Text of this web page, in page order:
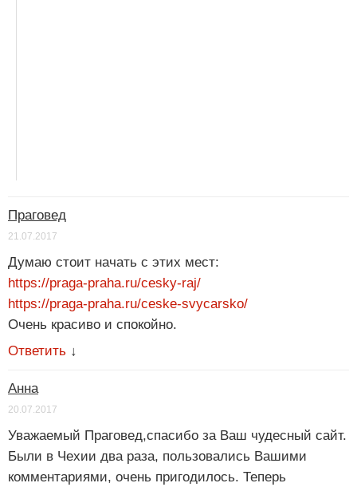
Праговед
21.07.2017
Думаю стоит начать с этих мест:
https://praga-praha.ru/cesky-raj/
https://praga-praha.ru/ceske-svycarsko/
Очень красиво и спокойно.
Ответить ↓
Анна
20.07.2017
Уважаемый Праговед,спасибо за Ваш чудесный сайт.
Были в Чехии два раза, пользовались Вашими
комментариями, очень пригодилось. Теперь